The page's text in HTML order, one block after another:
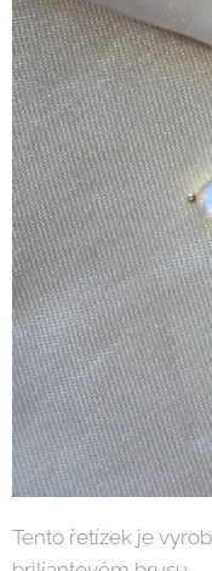
Tento řetízek je